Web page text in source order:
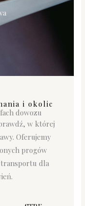
i okolic
dowozu
w której
Oferujemy
progów
transportu dla